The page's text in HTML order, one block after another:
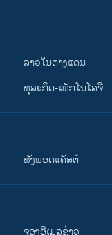
ລາວໃນຕ່າງແດນ
ທຸລະກິດ-ເທັກໂນໂລຈີ
ຟັງພອດແຄັສຕ໌
ຈອງອີເມລຂ່າວ